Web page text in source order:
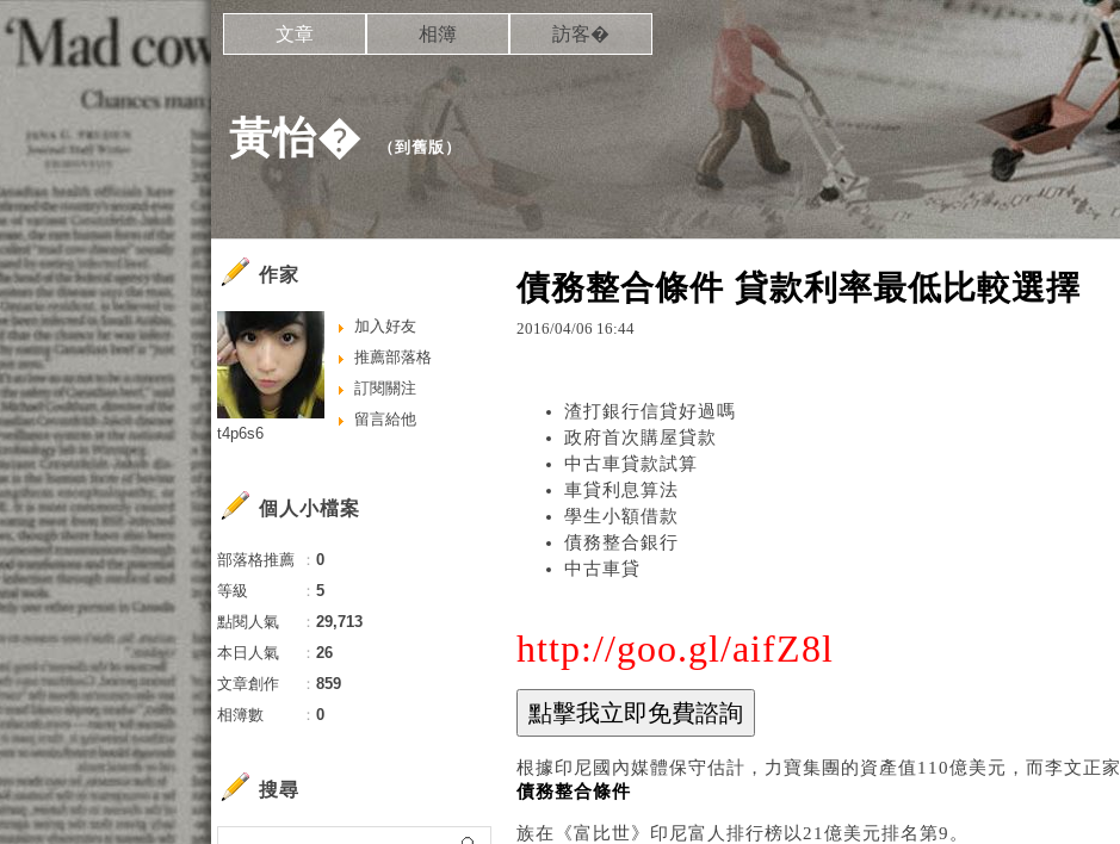
黃怡� （到舊版 ）
文章 相簿 訪客�
債務整合條件 貸款利率最低比較選擇
2016/04/06 16:44
渣打銀行信貸好過嗎
政府首次購屋貸款
中古車貸款試算
車貸利息算法
學生小額借款
債務整合銀行
中古車貸
http://goo.gl/aifZ8l
根據印尼國內媒體保守估計，力寶集團的資產值110億美元，而李文正家
債務整合條件
族在《富比世》印尼富人排行榜以21億美元排名第9。
作家
加入好友
推薦部落格
訂閱關注
留言給他
t4p6s6
個人小檔案
部落格推薦 ： 0
等級
： 5
點閱人氣
： 29,713
本日人氣
： 26
文章創作
： 859
相簿數
： 0
搜尋